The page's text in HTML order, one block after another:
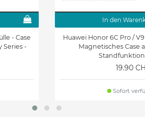
- Case
Series -
In den
Huawei Honor 6C Pro /
Magnetisches Case
19.90
Sofort